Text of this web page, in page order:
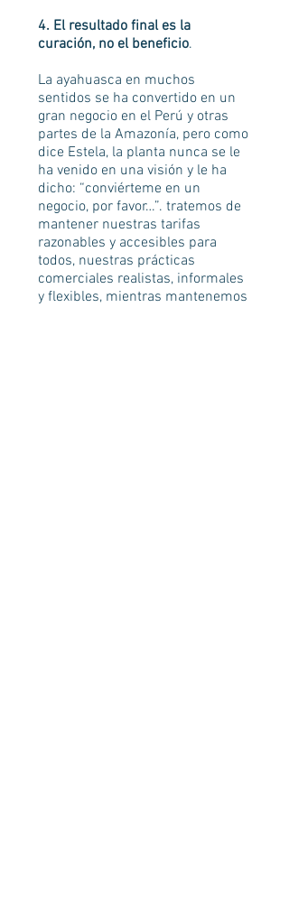
4. El resultado final es la
curación, no el beneficio.
La ayahuasca en muchos
sentidos se ha convertido en un
gran negocio en el Perú y otras
partes de la Amazonía, pero como
dice Estela, la planta nunca se le
ha venido en una visión y le ha
dicho: “conviérteme en un
negocio, por favor…”. tratemos de
mantener nuestras tarifas
razonables y accesibles para
todos, nuestras prácticas
comerciales realistas, informales
y flexibles, mientras mantenemos